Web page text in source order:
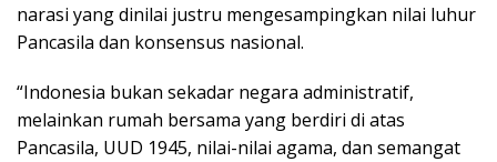
narasi yang dinilai justru mengesampingkan nilai luhur
Pancasila dan konsensus nasional.
“Indonesia bukan sekadar negara administratif,
melainkan rumah bersama yang berdiri di atas
Pancasila, UUD 1945, nilai-nilai agama, dan semangat